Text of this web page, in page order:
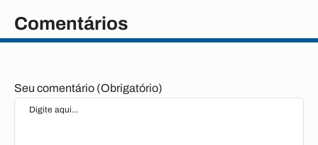
Comentários
Seu comentário (Obrigatório)